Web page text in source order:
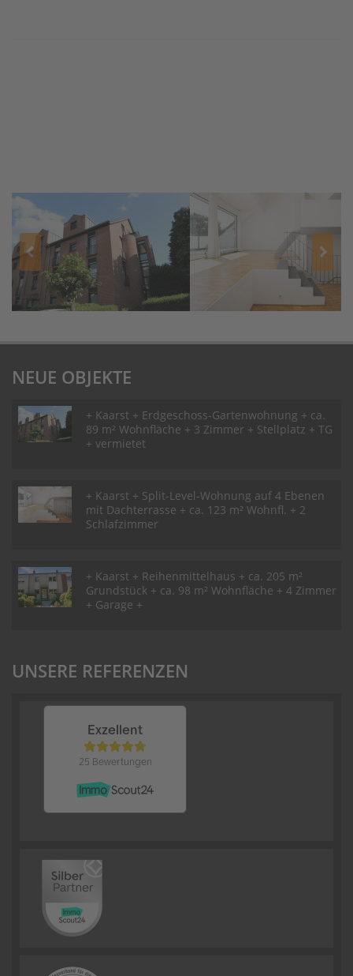
NEUE OBJEKTE
+ Kaarst + Erdgeschoss-Gartenwohnung + ca.
89 m² Wohnfläche + 3 Zimmer + Stellplatz + TG
+ vermietet
+ Kaarst + Split-Level-Wohnung auf 4 Ebenen
mit Dachterrasse + ca. 123 m² Wohnfl. + 2
Schlafzimmer
+ Kaarst + Reihenmittelhaus + ca. 205 m²
Grundstück + ca. 98 m² Wohnfläche + 4 Zimmer
+ Garage +
UNSERE REFERENZEN